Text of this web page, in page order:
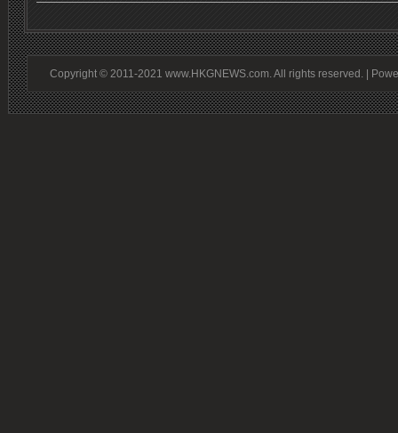
Copyright © 2011-2021 www.HKGNEWS.com. All rights reserved. |